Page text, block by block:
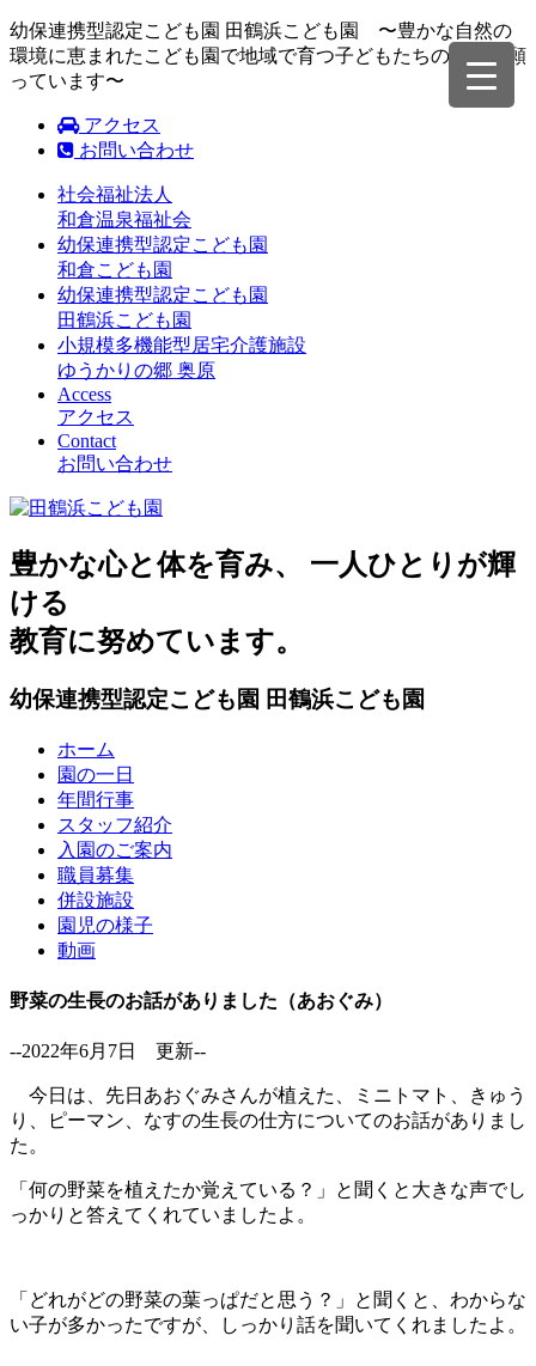
幼保連携型認定こども園 田鶴浜こども園 〜豊かな自然の
環境に恵まれたこども園で地域で育つ子どもたちの成長を願
っています〜
アクセス
お問い合わせ
社会福祉法人
和倉温泉福祉会
幼保連携型認定こども園
和倉こども園
幼保連携型認定こども園
田鶴浜こども園
小規模多機能型居宅介護施設
ゆうかりの郷 奥原
Access
アクセス
Contact
お問い合わせ
豊かな心と体を育み、 一人ひとりが輝
ける
教育に努めています。
幼保連携型認定こども園 田鶴浜こども園
ホーム
園の一日
年間行事
スタッフ紹介
入園のご案内
職員募集
併設施設
園児の様子
動画
野菜の生長のお話がありました（あおぐみ）
--2022年6月7日 更新--
今日は、先日あおぐみさんが植えた、ミニトマト、きゅう
り、ピーマン、なすの生長の仕方についてのお話がありまし
た。
「何の野菜を植えたか覚えている？」と聞くと大きな声でし
っかりと答えてくれていましたよ。
「どれがどの野菜の葉っぱだと思う？」と聞くと、わからな
い子が多かったですが、しっかり話を聞いてくれましたよ。